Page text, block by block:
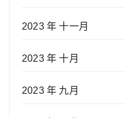
2023 年 十一月
2023 年 十月
2023 年 九月